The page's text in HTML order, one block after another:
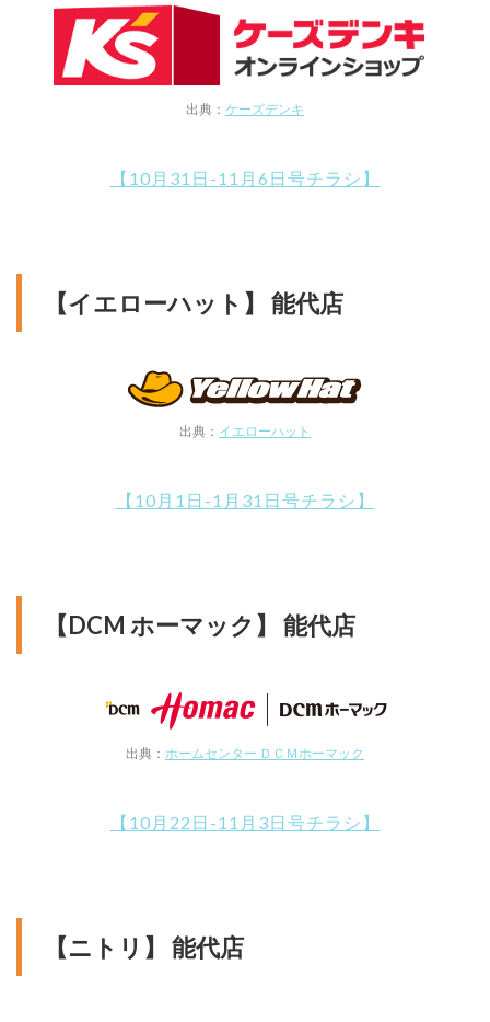
出典： ケーズデンキ
【10月31日-11月6日号チラシ】
【イエローハット】 能代店
出典： イエローハット
【10月1日-1月31日号チラシ】
【DCM ホーマック】 能代店
出典： ホームセンター ＤＣＭホーマック
【10月22日-11月3日号チラシ】
【ニトリ】 能代店